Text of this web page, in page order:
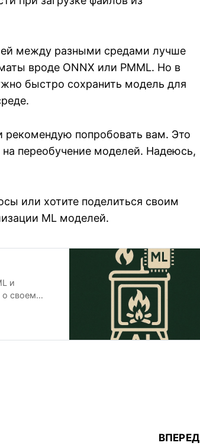
между разными средами лучше
вроде ONNX или PMML. Но в
быстро сохранить модель для
рекомендую попробовать вам. Это
переобучение моделей. Надеюсь,
или хотите поделиться своим
ML моделей.
и
о своем
ВПЕРЕД